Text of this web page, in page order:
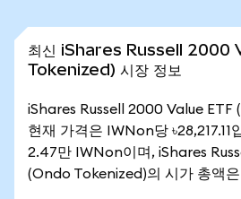
최신 iShares Russell 2000
Tokenized) 시장 정보
iShares Russell 2000 Value ETF
현재 가격은 IWNon당 ৳28,217.11
2.47만 IWNon이며, iShares
(Ondo Tokenized)의 시가 총액은